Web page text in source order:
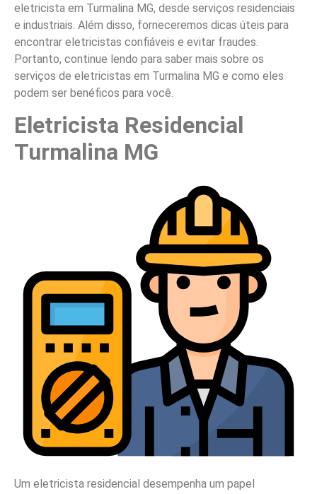
eletricista em Turmalina MG, desde serviços residenciais
e industriais. Além disso, forneceremos dicas úteis para
encontrar eletricistas confiáveis e evitar fraudes.
Portanto, continue lendo para saber mais sobre os
serviços de eletricistas em Turmalina MG e como eles
podem ser benéficos para você.
Eletricista Residencial
Turmalina MG
Um eletricista residencial desempenha um papel